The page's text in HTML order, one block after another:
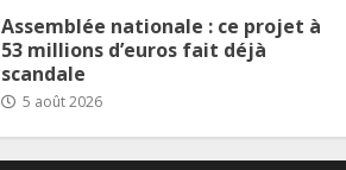
Assemblée nationale : ce projet à
53 millions d’euros fait déjà
scandale
5 août 2026